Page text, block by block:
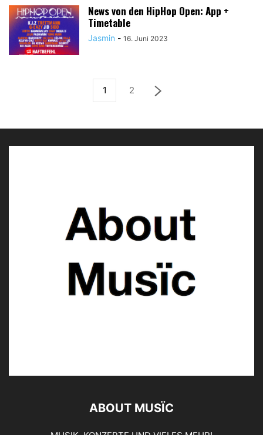
News von den HipHop Open: App +
Timetable
Jasmin - 16. Juni 2023
1 2
ABOUT MUSÏC